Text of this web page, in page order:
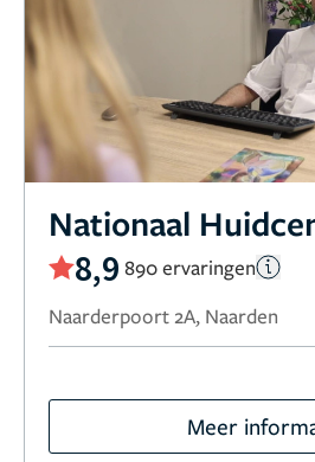
Nationaal
8,9 890 ervaringen
Naarderpoort 2A, Naarden
Meer